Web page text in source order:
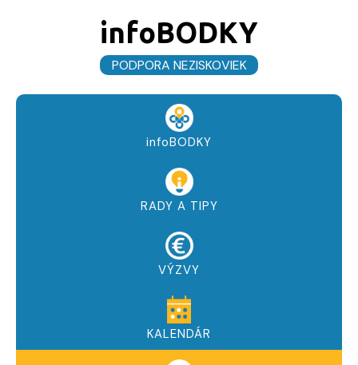
infoBODKY
PODPORA NEZISKOVIEK
infoBODKY
RADY A TIPY
VÝZVY
KALENDÁR